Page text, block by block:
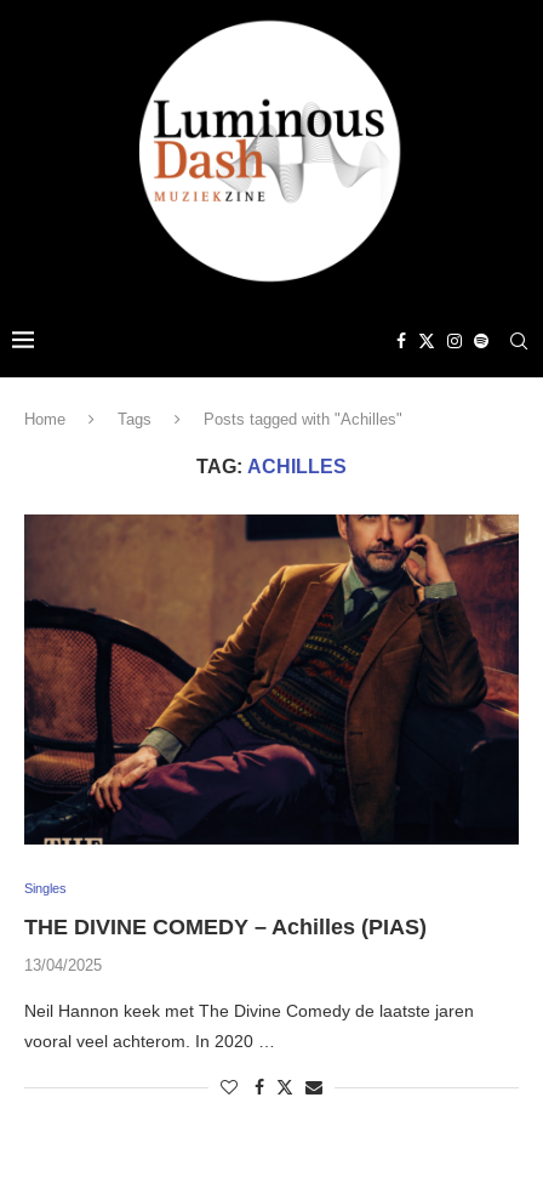
Home Tags Posts tagged with "Achilles"
TAG: ACHILLES
Singles
THE DIVINE COMEDY – Achilles (PIAS)
13/04/2025
Neil Hannon keek met The Divine Comedy de laatste jaren
vooral veel achterom. In 2020 …